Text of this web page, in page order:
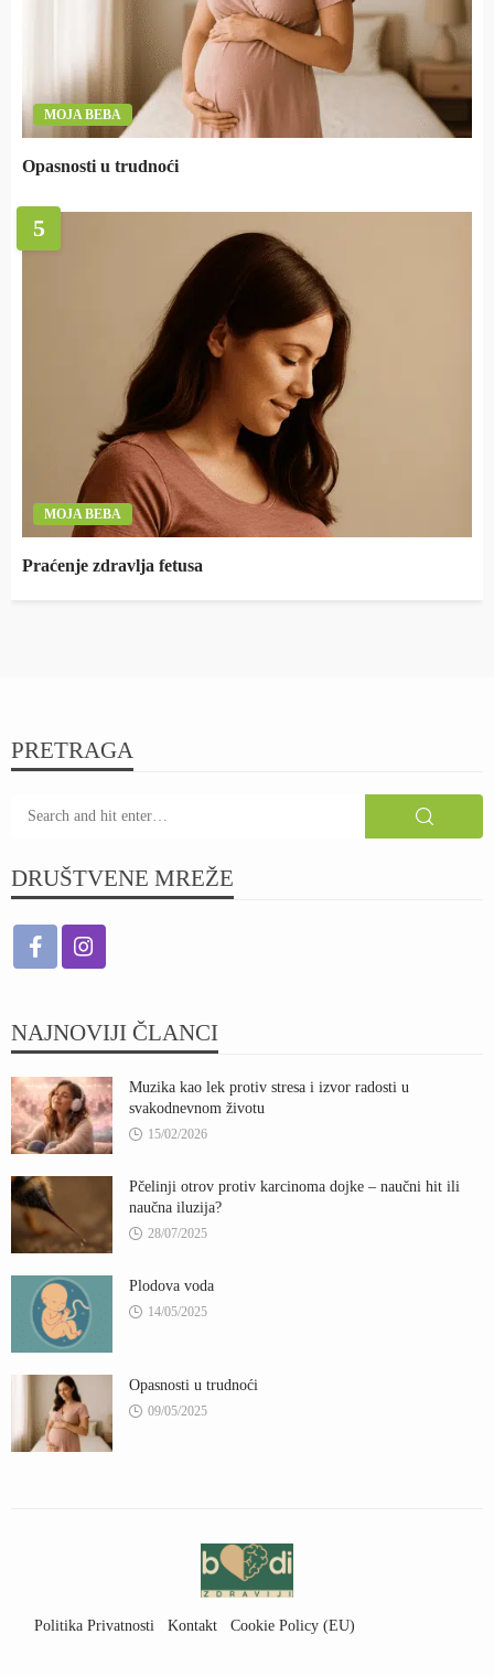
MOJA BEBA
Opasnosti u trudnoći
5
MOJA BEBA
Praćenje zdravlja fetusa
PRETRAGA
DRUŠTVENE MREŽE
NAJNOVIJI ČLANCI
Muzika kao lek protiv stresa i izvor radosti u
svakodnevnom životu
15/02/2026
Pčelinji otrov protiv karcinoma dojke – naučni hit ili
naučna iluzija?
28/07/2025
Plodova voda
14/05/2025
Opasnosti u trudnoći
09/05/2025
Politika Privatnosti Kontakt Cookie Policy (EU)